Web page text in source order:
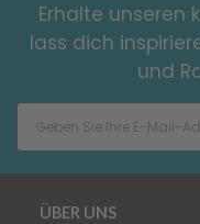
Erhalte unseren
lass dich
und
ÜBER UNS